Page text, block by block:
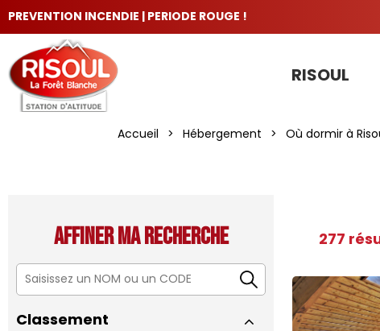
PREVENTION INCENDIE | PERIODE ROUGE !
RISOUL
Accueil > Hébergement > Où dormir à
Affiner ma recherche
Classement
277